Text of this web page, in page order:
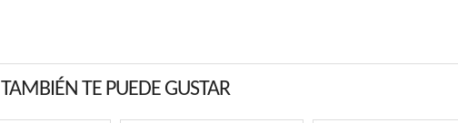
TAMBIÉN TE PUEDE GUSTAR